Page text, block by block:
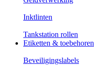
Inktlinten
Tankstation rollen
Etiketten & toebehoren
Beveiligingslabels